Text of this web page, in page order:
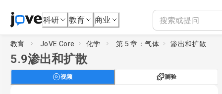
科研 教育 商业
教育 JoVE Core 化学 第 5 章：气体 渗出和扩散
5.9渗出和扩散
视频 测验